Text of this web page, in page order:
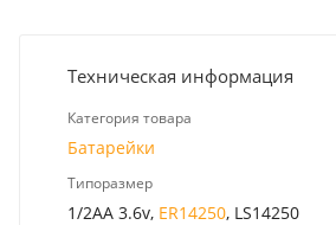
Техническая информация
Категория товара
Батарейки
Типоразмер
1/2AA 3.6v, ER14250, LS14250